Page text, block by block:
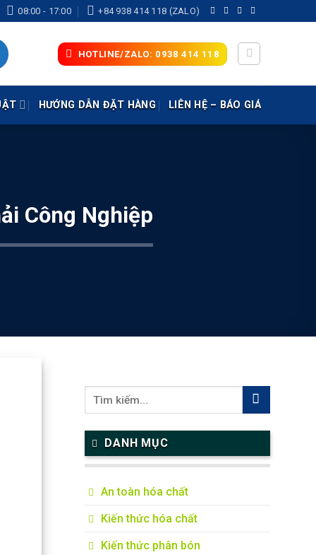
08:00 - 17:00 +84 938 414 118 (ZALO)
HOTLINE/ZALO: 0938 414 118
HƯỚNG DẪN ĐẶT HÀNG LIÊN HỆ – BÁO GIÁ
Công Nghiệp
DANH MỤC
An toàn hóa chất
Kiến thức hóa chất
Kiến thức phân bón